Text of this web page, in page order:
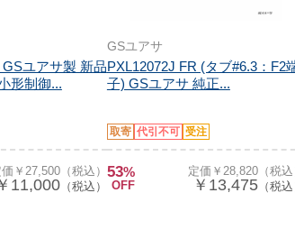
ユアサ製 新品
形制御...
￥27,500（税込）
11,000（税込）
GSユアサ
PXL12072J FR (タブ#6.3：F2
子) GSユアサ 純正...
取寄 代引不可 受注
53%
OFF
定価￥28,820（税込
￥13,475（税込